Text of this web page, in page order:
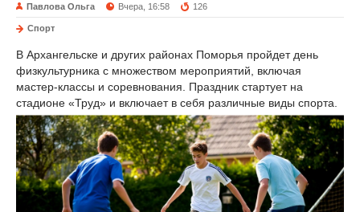
Павлова Ольга Вчера, 16:58 126
Спорт
В Архангельске и других районах Поморья пройдет день
физкультурника с множеством мероприятий, включая
мастер-классы и соревнования. Праздник стартует на
стадионе «Труд» и включает в себя различные виды спорта.